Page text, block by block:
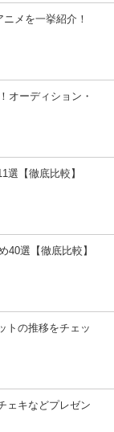
ニメを一挙紹介！
オーディション・
選【徹底比較】
40選【徹底比較】
トの推移をチェッ
ェキなどプレゼン